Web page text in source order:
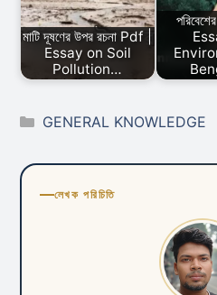
মাটি দূষণের উপর রচনা Pdf |
Essay on Soil
Pollution…
Categories
GENERAL KNOWLEDGE
লেখক পরিচিতি